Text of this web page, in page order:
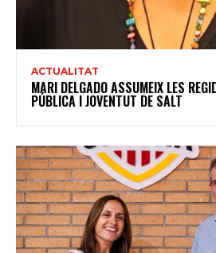
ACTUALITAT
MARI DELGADO ASSUMEIX LES
PÚBLICA I JOVENTUT DE SALT